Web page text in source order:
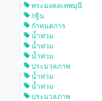
พระมงคลเทพมุนี
กฐิน
กำหนดการ
น้ำท่วม
น้ำท่วม
น้ำท่วม
ประมวลภาพ
น้ำท่วม
น้ำท่วม
ประมวลภาพ